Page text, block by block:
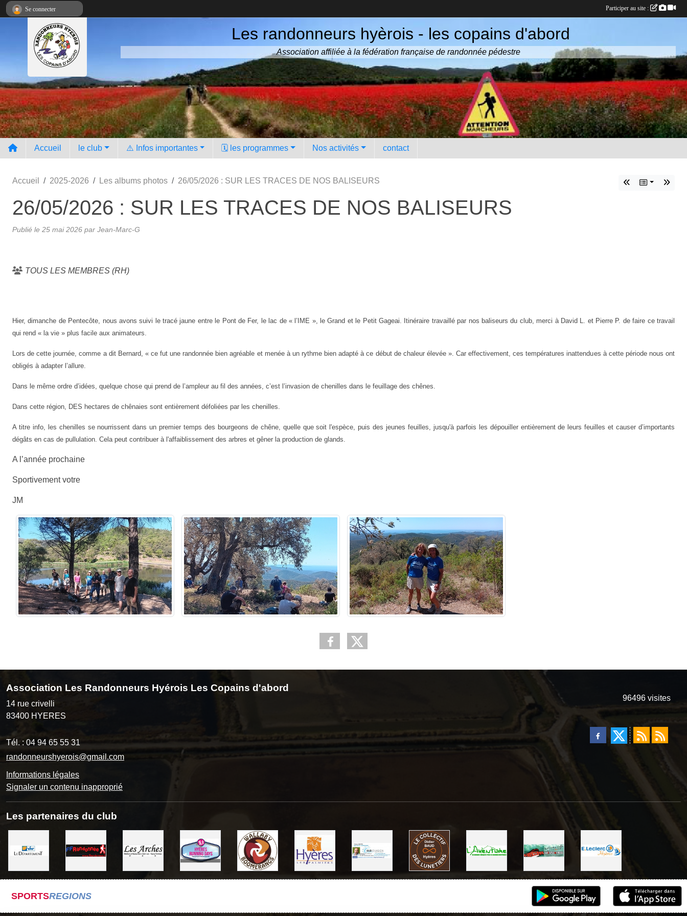
Les randonneurs hyèrois - les copains d'abord
Association affiliée à la fédération française de randonnée pédestre
Accueil le club ⚠️ Infos importantes 🗓️ les programmes Nos activités contact
Accueil 2025-2026 Les albums photos 26/05/2026 : SUR LES TRACES DE NOS BALISEURS
26/05/2026 : SUR LES TRACES DE NOS BALISEURS
Publié le 25 mai 2026 par Jean-Marc-G
TOUS LES MEMBRES (RH)
Hier, dimanche de Pentecôte, nous avons suivi le tracé jaune entre le Pont de Fer, le lac de « l’IME », le Grand et le Petit Gageai. Itinéraire travaillé par nos baliseurs du club, merci à David L. et Pierre P. de faire ce travail
qui rend « la vie » plus facile aux animateurs.
Lors de cette journée, comme a dit Bernard, « ce fut une randonnée bien agréable et menée à un rythme bien adapté à ce début de chaleur élevée ». Car effectivement, ces températures inattendues à cette période nousont
obligés à adapter l’allure.
Dans le même ordre d’idées , quelque chose qui prend de l’ampleur au fil des années, c’est l’invasion de chenilles dans le feuillage des chênes.
Dans cette région, DES hectares de chênaies sont entièrement défoliées par les chenilles.
A titre info, l es chenilles se nourrissent dans un premier temps des bourgeons de c hêne, quelle que soit l'espèce, puis des jeunes feuilles, jusqu'à parfois les dépouiller entièrementde leurs feuilleset causer d’importants
dégâts en cas de pullulation. Cela peut contribuer à l'affaiblissement des arbres et gêner la production de glands.
A l’année prochaine
Sportivement votre
JM
Association Les Randonneurs Hyérois Les Copains d'abord
14 rue crivelli
83400 HYERES
Tél. : 04 94 65 55 31
randonneurshyerois@gmail.com
Informations légales
Signaler un contenu inapproprié
96496 visites
Les partenaires du club
SPORTSREGIONS
Se connecter Participer au site :
Panneau de gestion des cookies